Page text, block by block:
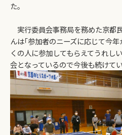
た。
実行委員会事務局を務めた京都
んは｢参加者のニーズに応じて今
くの人に参加してもらえてうれし
会となっているので今後も続けて